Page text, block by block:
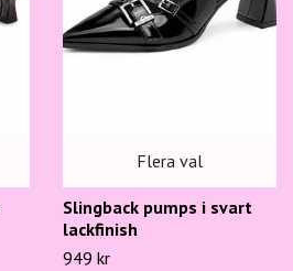
Flera val
Slingback pumps i svart
lackfinish
949 kr